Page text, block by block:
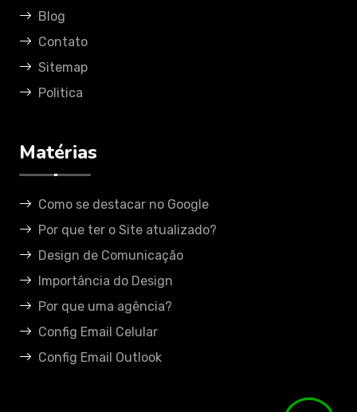
Blog
Contato
Sitemap
Politica
Matérias
Como se destacar no Google
Por que ter o Site atualizado?
Design de Comunicação
Importância do Design
Por que uma agência?
Config Email Celular
Config Email Outlook